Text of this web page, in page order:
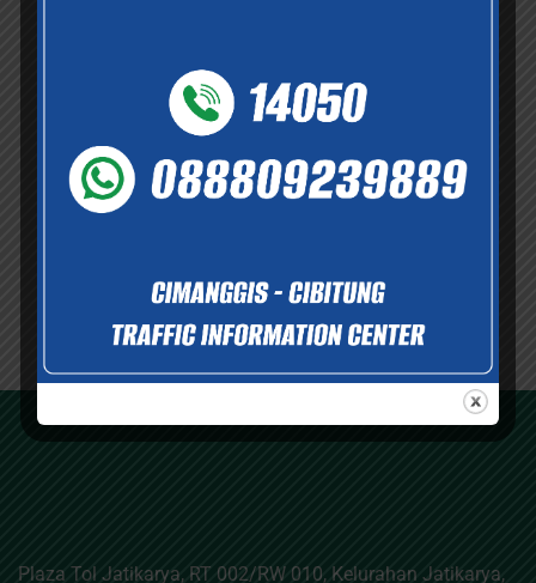
Plaza Tol Jatikarya, RT 002/RW 010, Kelurahan Jatikarya,